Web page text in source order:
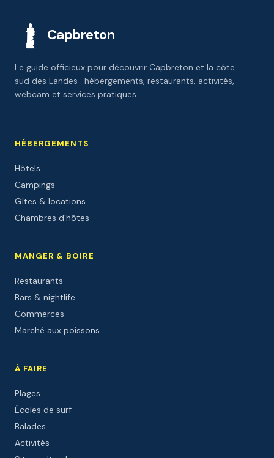
Capbreton
Le guide officieux pour découvrir Capbreton et la côte
sud des Landes : hébergements, restaurants, activités,
webcam et services pratiques.
HÉBERGEMENTS
Hôtels
Campings
Gîtes & locations
Chambres d'hôtes
MANGER & BOIRE
Restaurants
Bars & nightlife
Commerces
Marché aux poissons
À FAIRE
Plages
Écoles de surf
Balades
Activités